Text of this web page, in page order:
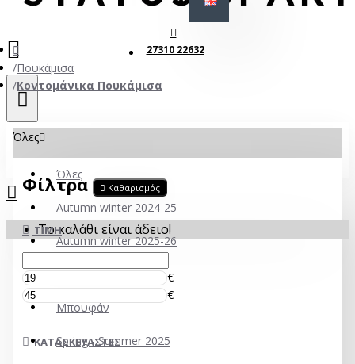
Εγγραφή
27310 22632
Όλες
Όλες
Autumn winter 2024-25
Autumn winter 2025-26
ECO
Mπουφάν
Spring - Summer 2025
Το καλάθι είναι άδειο!
Πουκάμισα
Κοντομάνικα Πουκάμισα
Φίλτρα Καθαρισμός
ΤΙΜΉ
€
€
ΚΑΤΑΣΚΕΥΑΣΤΈΣ